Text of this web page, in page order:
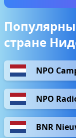
стране
NPO
NPO
BNR